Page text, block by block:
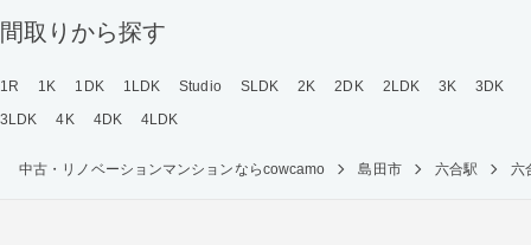
間取りから探す
1R 1K 1DK 1LDK Studio SLDK 2K 2DK 2LDK 3K
3DK
3LDK
4K 4DK 4LDK
中古・リノベーションマンションならcowcamo 島田市 六合駅 六